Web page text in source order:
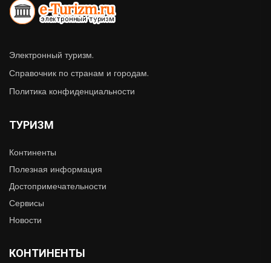
Электронный туризм.
Справочник по странам и городам.
Политика конфиденциальности
ТУРИЗМ
Континенты
Полезная информация
Достопримечательности
Сервисы
Новости
КОНТИНЕНТЫ